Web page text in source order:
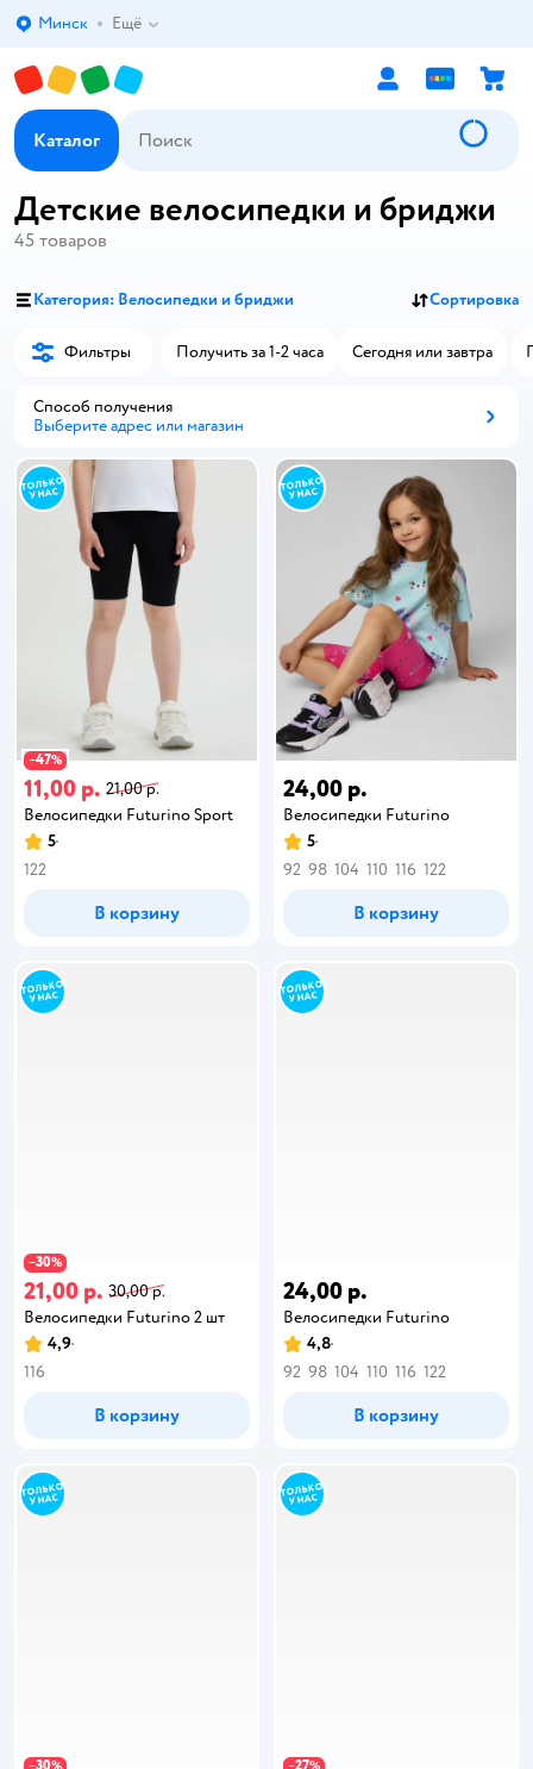
Выбор адреса доставки.
Минск Ещё
Каталог
Детские велосипедки и бриджи
45 товаров
Категория: Велосипедки и бриджи Сортировка
Фильтры Получить за 1-2 часа Сегодня или завтра
Способ получения
Выберите адрес или магазин
−47%
11,00 р. 21,00 р.
Велосипедки Futurino Sport
5
122
В корзину
24,00 р.
Велосипедки Futurino
5
92 98 104 110 116 122
В корзину
−30%
21,00 р. 30,00 р.
Велосипедки Futurino 2 шт
4,9
116
В корзину
24,00 р.
Велосипедки Futurino
4,8
92 98 104 110 116 122
В корзину
−30% −27%